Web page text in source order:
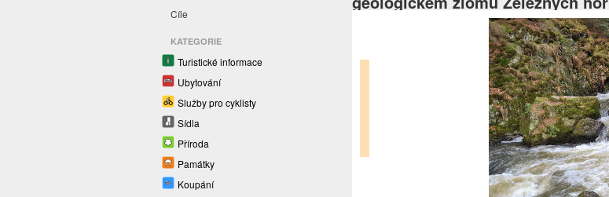
Cíle
KATEGORIE
Turistické informace
Ubytování
Služby pro cyklisty
Sídla
Příroda
Památky
Koupání